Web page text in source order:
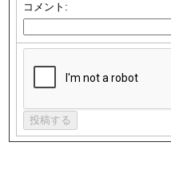
コメント: